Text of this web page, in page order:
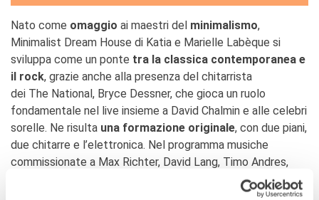
Nato come omaggio ai maestri del minimalismo,
Minimalist Dream House di Katia e Marielle Labèque si
sviluppa come un ponte tra la classica contemporanea e
il rock, grazie anche alla presenza del chitarrista
dei The National, Bryce Dessner, che gioca un ruolo
fondamentale nel live insieme a David Chalmin e alle celebri
sorelle. Ne risulta una formazione originale, con due piani,
due chitarre e l’elettronica. Nel programma musiche
commissionate a Max Richter, David Lang, Timo Andres,
Caroline Shaw e Thom Yorke, impegnato per la prima volta